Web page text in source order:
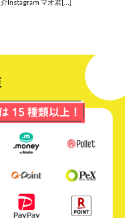
Instagram マオ君[…]